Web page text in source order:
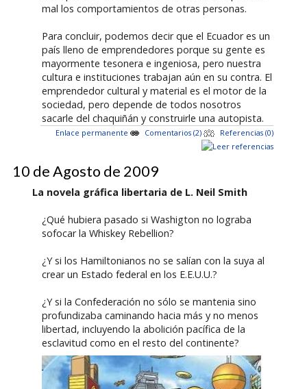
mal los comportamientos de otras personas.
Para concluir, podemos decir que el Ecuador es un
país lleno de emprendedores porque su gente es
mayormente tesonera e ingeniosa, pero nuestra
cultura e instituciones trabajan aún en su contra. El
emprendedor cultural y material es el motor de la
sociedad, pero depende de todos nosotros
sacarle del chaquiñán y construirle una autopista.
Enlace permanente Comentarios (2) Referencias (0)
10 de Agosto de 2009
La novela gráfica libertaria de L. Neil Smith
¿Qué hubiera pasado si Washigton no lograba
sofocar la Whiskey Rebellion?
¿Y si los Hamiltonianos no se salían con la suya al
crear un Estado federal en los E.E.U.U.?
¿Y si la Confederación no sólo se mantenia sino
profundizaba caminando hacia más y no menos
libertad, incluyendo la abolición pacífica de la
esclavitud como en el resto del continente?